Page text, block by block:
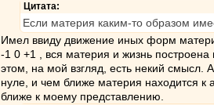
Цитата:
Если материя каким-то образом
Имел ввиду движение иных форм
-1 0 +1 , вся материя и жизнь
этом, на мой взгляд, есть некий смысл.
нуле, и чем ближе материя находится
ближе к моему представлению.